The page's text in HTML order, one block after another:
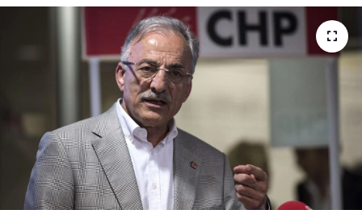
TEKNOLOJİ
YAŞAM
YEREL YÖNETİMLER